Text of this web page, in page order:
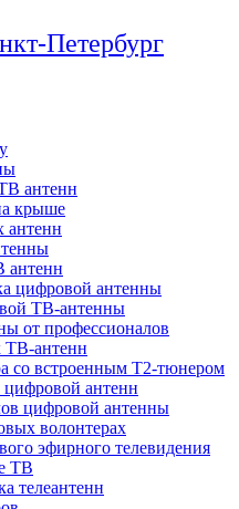
Петербург
антенн
крыше
антенн
антенн
цифровой антенны
ТВ-антенны
от профессионалов
ТВ-антенн
со встроенным T2-тюнером
цифровой антенн
цифровой антенны
волонтерах
эфирного телевидения
ТВ
телеантенн